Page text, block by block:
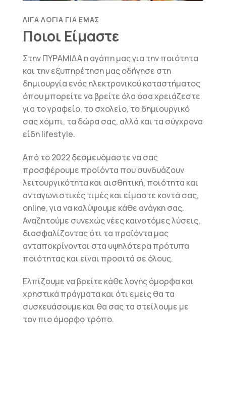
ΛΊΓΑ ΛΌΓΙΑ ΓΙΑ ΕΜΆΣ
Ποιοι Είμαστε
Στην ΠΥΡΑΜΙΔΑ η αγάπη μας για την ποιότητα
και την εξυπηρέτηση μας οδήγησε στη
δημιουργία ενός ηλεκτρονικού καταστήματος
όπου μπορείτε να βρείτε όλα όσα χρειάζεστε
για το γραφείο, το σχολείο, το δημιουργικό
σας χόμπι, τα δώρα σας, αλλά και τα σύγχρονα
είδη lifestyle.
Από το 2022 δεσμευόμαστε να σας
προσφέρουμε προϊόντα που συνδυάζουν
λειτουργικότητα και αισθητική, ποιότητα και
ανταγωνιστικές τιμές και είμαστε κοντά σας,
online, για να καλύψουμε κάθε ανάγκη σας.
Αναζητούμε συνεχώς νέες καινοτόμες λύσεις,
διασφαλίζοντας ότι τα προϊόντα μας
ανταποκρίνονται στα υψηλότερα πρότυπα
ποιότητας και είναι προσιτά σε όλους.
Ελπίζουμε να βρείτε κάθε λογής όμορφα και
χρηστικά πράγματα και ότι εμείς θα τα
συσκευάσουμε και θα σας τα στείλουμε με
τον πιο όμορφο τρόπο.